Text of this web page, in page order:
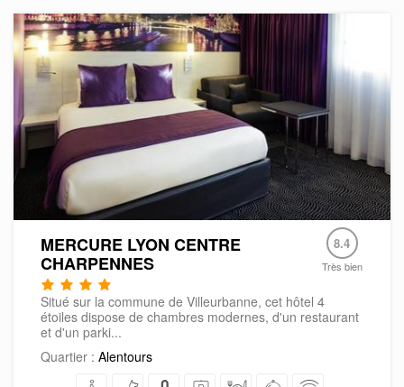
MERCURE LYON CENTRE
CHARPENNES
8.4
Très bien
Situé sur la commune de Villeurbanne, cet hôtel 4
étoiles dispose de chambres modernes, d'un restaurant
et d'un parki...
Quartier : Alentours